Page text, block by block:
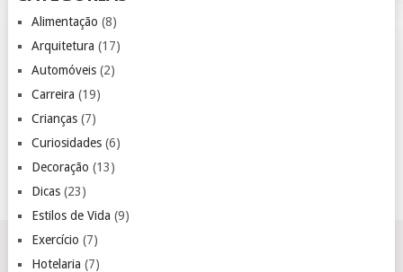
Alimentação (8)
Arquitetura (17)
Automóveis(2)
Carreira (19)
Crianças(7)
Curiosidades(6)
Decoração (13)
Dicas(23)
Estilos de Vida (9)
Exercício (7)
Hotelaria (7)